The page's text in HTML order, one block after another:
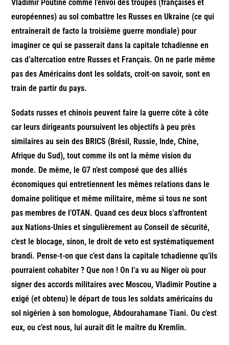
Vladimir Poutine comme l’envoi des troupes (françaises et
européennes) au sol combattre les Russes en Ukraine (ce qui
entraînerait de facto la troisième guerre mondiale) pour
imaginer ce qui se passerait dans la capitale tchadienne en
cas d’altercation entre Russes et Français. On ne parle même
pas des Américains dont les soldats, croit-on savoir, sont en
train de partir du pays.
Sodats russes et chinois peuvent faire la guerre côte à côte
car leurs dirigeants poursuivent les objectifs à peu près
similaires au sein des BRICS (Brésil, Russie, Inde, Chine,
Afrique du Sud), tout comme ils ont la même vision du
monde. De même, le G7 n’est composé que des alliés
économiques qui entretiennent les mêmes relations dans le
domaine politique et même militaire, même si tous ne sont
pas membres de l’OTAN. Quand ces deux blocs s’affrontent
aux Nations-Unies et singulièrement au Conseil de sécurité,
c’est le blocage, sinon, le droit de veto est systématiquement
brandi. Pense-t-on que c’est dans la capitale tchadienne qu’ils
pourraient cohabiter ? Que non ! On l’a vu au Niger où pour
signer des accords militaires avec Moscou, Vladimir Poutine a
exigé (et obtenu) le départ de tous les soldats américains du
sol nigérien à son homologue, Abdourahamane Tiani. Ou c’est
eux, ou c’est nous, lui aurait dit le maître du Kremlin.